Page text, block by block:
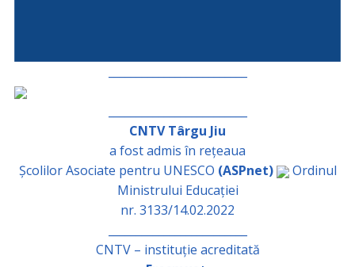
CNTV Târgu Jiu
a fost admis în rețeaua
Școlilor Asociate pentru UNESCO (ASPnet)
Ordinul
Ministrului Educației
nr. 3133/14.02.2022
CNTV – instituție acreditată